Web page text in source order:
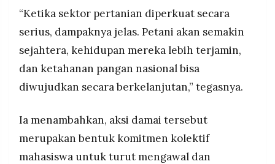
“Ketika sektor pertanian diperkuat secara
serius, dampaknya jelas. Petani akan semakin
sejahtera, kehidupan mereka lebih terjamin,
dan ketahanan pangan nasional bisa
diwujudkan secara berkelanjutan,” tegasnya.
Ia menambahkan, aksi damai tersebut
merupakan bentuk komitmen kolektif
mahasiswa untuk turut mengawal dan